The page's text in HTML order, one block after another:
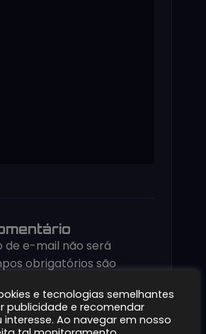
de e-mail não será
obrigatórios são
e tecnologias semelhantes
publicidade e recomendar
Ao navegar em nosso